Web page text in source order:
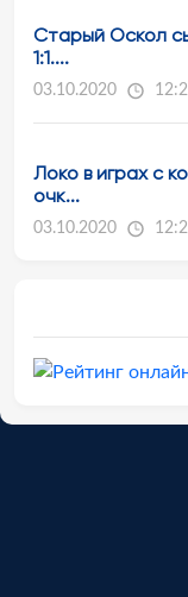
Старый Оскол
1:1....
03.10.2020
Локо в играх с
очк...
03.10.2020